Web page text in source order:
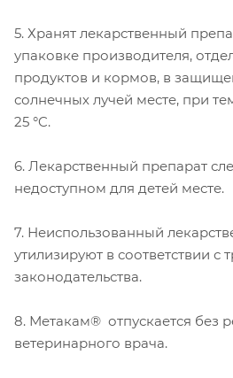
5. Хранят лекарственный
упаковке производителя,
продуктов и кормов, в
солнечных лучей месте, при
25 °C.
6. Лекарственный препарат
недоступном для детей месте.
7. Неиспользованный
утилизируют в соответствии с
законодательства.
8. Метакам® отпускается без
ветеринарного врача.